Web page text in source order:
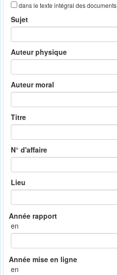
dans le texte intégral des documents
Sujet
Auteur physique
Auteur moral
Titre
N° d'affaire
Lieu
en
en